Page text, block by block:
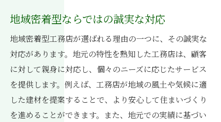
地域密着型ならではの誠実な対応
地域密着型工務店が選ばれる理由の一つに、その誠実な
対応があります。地元の特性を熟知した工務店は、顧客
に対して親身に対応し、個々のニーズに応じたサービス
を提供します。例えば、工務店が地域の風土や気候に適
した建材を提案することで、より安心して住まいづくり
を進めることができます。また、地元での実績に基づい